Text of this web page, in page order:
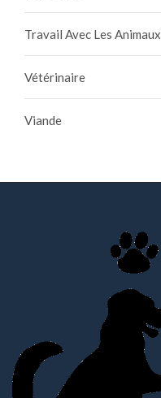
Travail Avec Les Animaux
Vétérinaire
Viande